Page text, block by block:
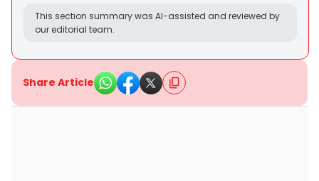
This section summary was AI-assisted and reviewed by
our editorial team.
Share Article